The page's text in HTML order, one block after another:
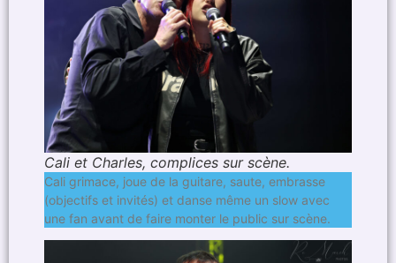
Cali et Charles, complices sur scène.
Cali grimace, joue de la guitare, saute, embrasse
(objectifs et invités) et danse même un slow avec
une fan avant de faire monter le public sur scène.